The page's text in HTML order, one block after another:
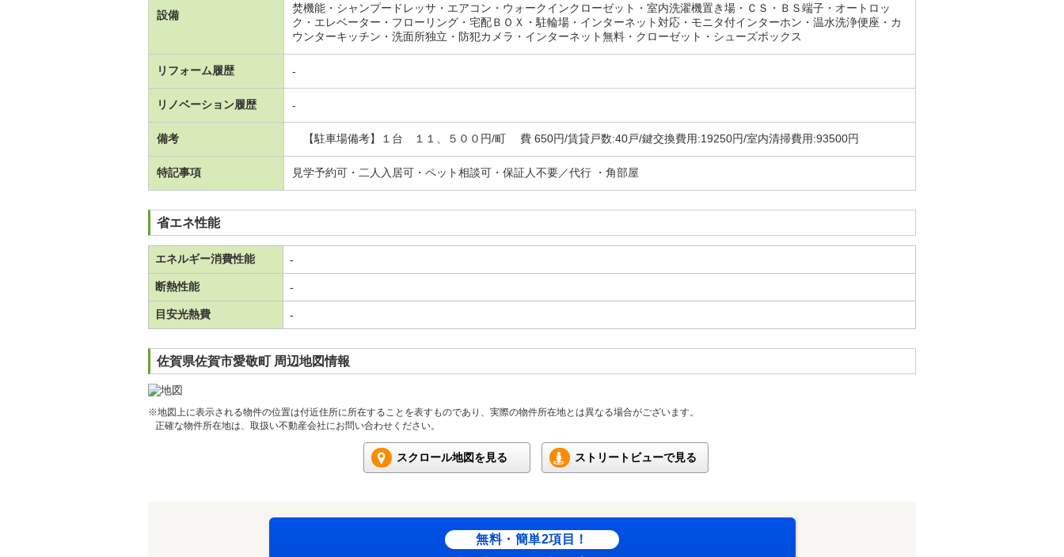
設備
焚機能・シャンプードレッサ・エアコン・ウォークインクローゼット・室内洗濯機置き場・ＣＳ・ＢＳ端子・オートロッ
ク・エレベーター・フローリング・宅配ＢＯＸ・駐輪場・インターネット対応・モニタ付インターホン・温水洗浄便座・カ
ウンターキッチン・洗面所独立・防犯カメラ・インターネット無料・クローゼット・シューズボックス
リフォーム履歴 -
リノベーション履歴 -
備考 【駐車場備考】１台 １１、５００円/町 費 650円/賃貸戸数:40戸/鍵交換費用:19250円/室内清掃費用:93500円
特記事項 見学予約可・二人入居可・ペット相談可・保証人不要／代行 ・角部屋
省エネ性能
エネルギー消費性能 -
断熱性能 -
目安光熱費 -
佐賀県佐賀市愛敬町 周辺地図情報
※地図上に表示される物件の位置は付近住所に所在することを表すものであり、実際の物件所在地とは異なる場合がございます。
正確な物件所在地は、取扱い不動産会社にお問い合わせください。
スクロール地図を見る ストリートビューで見る
無料・簡単2項目！